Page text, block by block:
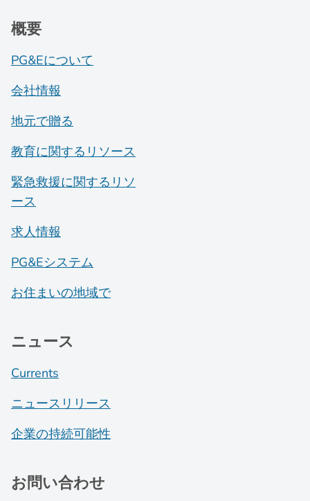
概要
PG&Eについて
会社情報
地元で贈る
教育に関するリソース
緊急救援に関するリソ
ース
求人情報
PG&Eシステム
お住まいの地域で
ニュース
Currents
ニュースリリース
企業の持続可能性
お問い合わせ